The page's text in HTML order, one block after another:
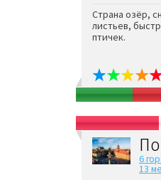
Страна озёр,
листьев,
птичек.
6
13